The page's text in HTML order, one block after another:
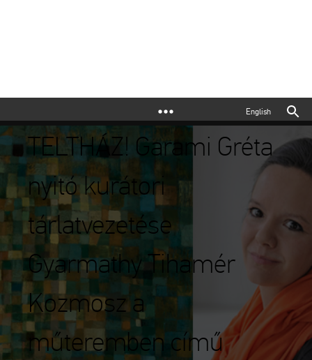
English
TELTHÁZ! Garami Gréta
nyitó kurátori
tárlatvezetése
Gyarmathy Tihamér
Kozmosz a
műteremben című